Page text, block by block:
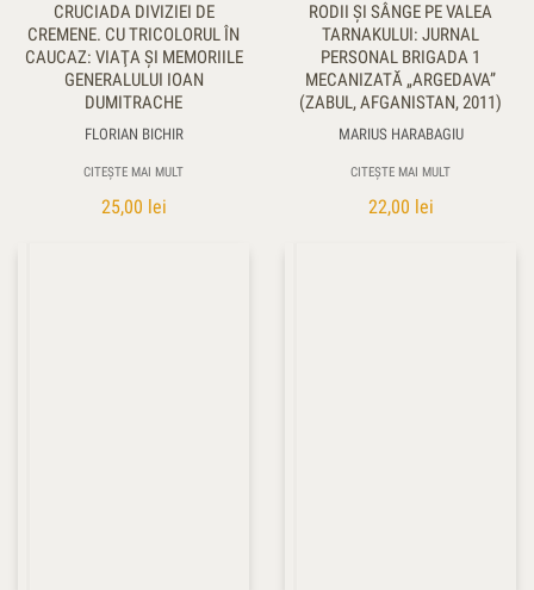
CRUCIADA DIVIZIEI DE
CREMENE. CU TRICOLORUL ÎN
CAUCAZ: VIAŢA ŞI MEMORIILE
GENERALULUI IOAN
DUMITRACHE
FLORIAN BICHIR
CITEȘTE MAI MULT
25,00 lei
RODII ŞI SÂNGE PE VALEA
TARNAKULUI: JURNAL
PERSONAL BRIGADA 1
MECANIZATĂ „ARGEDAVA”
(ZABUL, AFGANISTAN, 2011)
MARIUS HARABAGIU
CITEȘTE MAI MULT
22,00 lei